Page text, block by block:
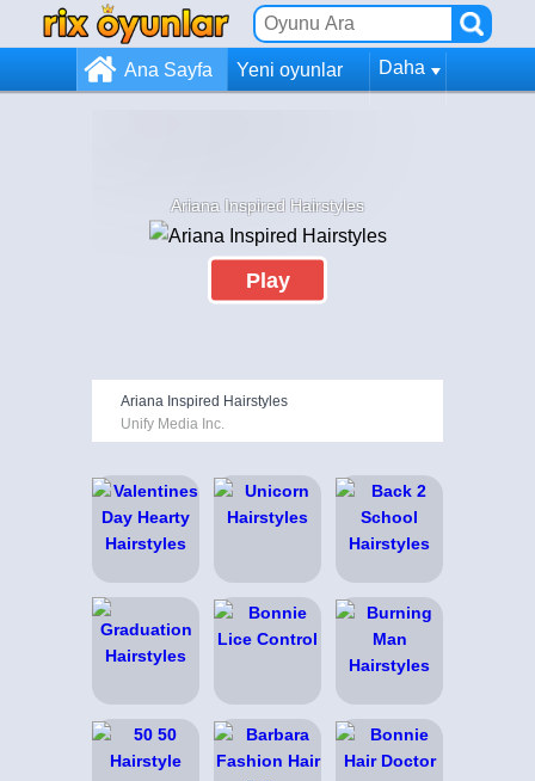
Ana Sayfa Yeni oyunlar Daha
Ariana Inspired Hairstyles
Play
Ariana Inspired Hairstyles
Unify Media Inc.